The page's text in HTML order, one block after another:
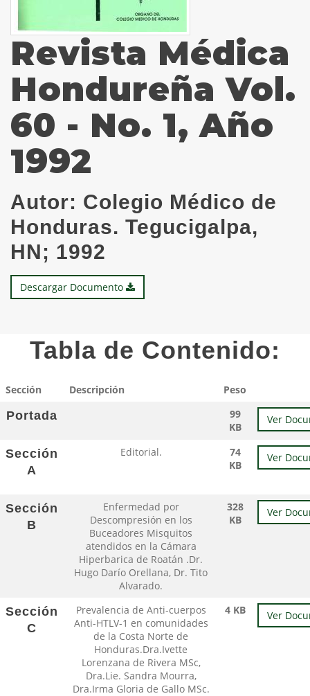
Revista Médica
Hondureña Vol.
60 - No. 1, Año
1992
Autor: Colegio Médico de
Honduras. Tegucigalpa,
HN; 1992
Descargar Documento
Tabla de Contenido:
Sección Descripción Peso
Portada
99
KB
Ver
Sección
A
Editorial.
74
KB
Ver
Sección
B
Enfermedad por
Descompresión en los
Buceadores Misquitos
atendidos en la Cámara
Hiperbarica de Roatán .Dr.
Hugo Darío Orellana, Dr. Tito
Alvarado.
328
KB
Ver
Sección
C
Prevalencia de Anti-cuerpos
Anti-HTLV-1 en comunidades
de la Costa Norte de
Honduras.Dra.Ivette
Lorenzana de Rivera MSc,
Dra.Lie. Sandra Mourra,
Dra.Irma Gloria de Gallo MSc.
4 KB Ver